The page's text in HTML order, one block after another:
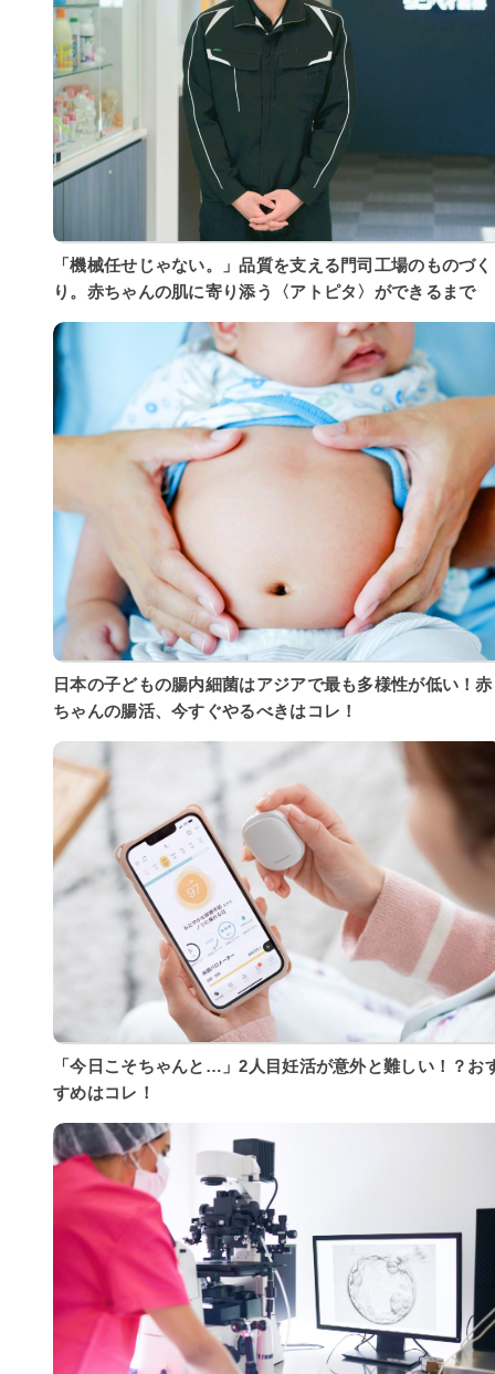
「機械任せじゃない。」品質を支える門司工場のものづく
り。赤ちゃんの肌に寄り添う〈アトピタ〉ができるまで
日本の子どもの腸内細菌はアジアで最も多様性が低い！赤
ちゃんの腸活、今すぐやるべきはコレ！
「今日こそちゃんと…」2人目妊活が意外と難しい！？お
すめはコレ！